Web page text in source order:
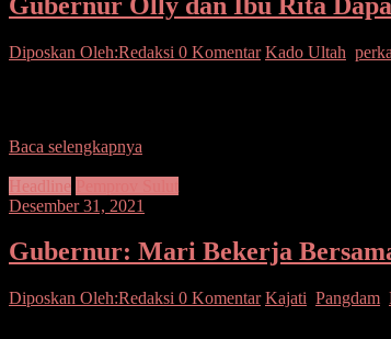
Diposkan Oleh:Redaksi 0 Komentar Kado Ultah
Baca selengkapnya
Headline
Desember 31, 2021
Gubernur: Mari Bekerja
Diposkan Oleh:Redaksi 0 Komentar Kajati Pangdam